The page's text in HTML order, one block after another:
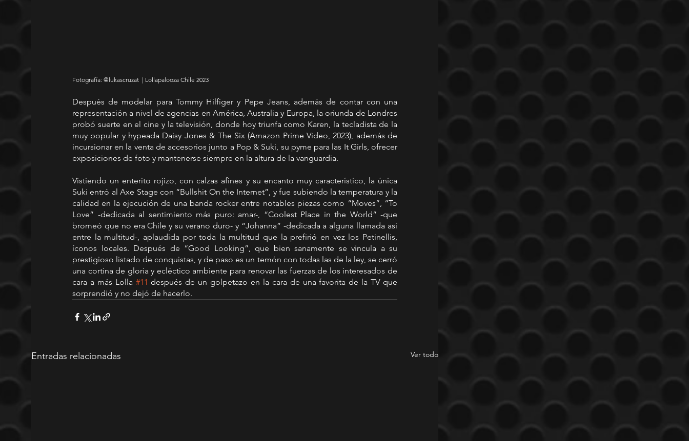
Fotografía: @lukascruzat  | Lollapalooza Chile 2023
Después de modelar para Tommy Hilfiger y Pepe Jeans, además de contar con una
representación a nivel de agencias en América, Australia y Europa, la oriunda de Londres
probó suerte en el cine y la televisión, donde hoy triunfa como Karen, la tecladista de la
muy popular y hypeada Daisy Jones & The Six (Amazon Prime Video, 2023), además de
incursionar en la venta de accesorios junto a Pop & Suki, su pyme para las It Girls, ofrecer
exposiciones de foto y mantenerse siempre en la altura de la vanguardia.
Vistiendo un enterito rojizo, con calzas afines y su encanto muy característico, la única
Suki entró al Axe Stage con “Bullshit On the Internet”, y fue subiendo la temperatura y la
calidad en la ejecución de una banda rocker entre notables piezas como “Moves”, “To
Love” -dedicada al sentimiento más puro: amar-, “Coolest Place in the World” -que
bromeó que no era Chile y su verano duro- y “Johanna” -dedicada a alguna llamada así
entre la multitud-, aplaudida por toda la multitud que la prefirió en vez los Petinellis,
íconos locales. Después de “Good Looking”, que bien sanamente se vincula a su
prestigioso listado de conquistas, y de paso es un temón con todas las de la ley, se cerró
una cortina de gloria y ecléctico ambiente para renovar las fuerzas de los interesados de
cara a más Lolla #11 después de un golpetazo en la cara de una favorita de la TV que
sorprendió y no dejó de hacerlo.
Entradas relacionadas Ver todo